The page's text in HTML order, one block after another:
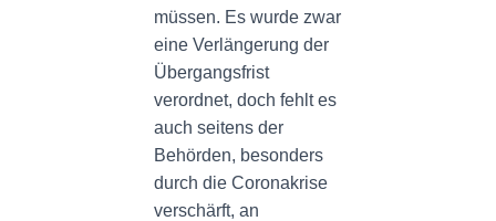
müssen. Es wurde zwar
eine Verlängerung der
Übergangsfrist
verordnet, doch fehlt es
auch seitens der
Behörden, besonders
durch die Coronakrise
verschärft, an